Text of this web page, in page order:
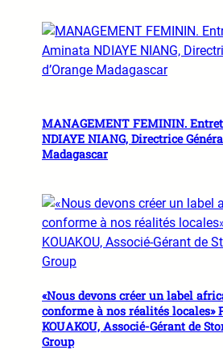
MANAGEMENT FEMININ.
NDIAYE NIANG, Directrice
Madagascar
«Nous devons créer un label
conforme à nos réalités locales»
KOUAKOU, Associé-Gérant de
Group